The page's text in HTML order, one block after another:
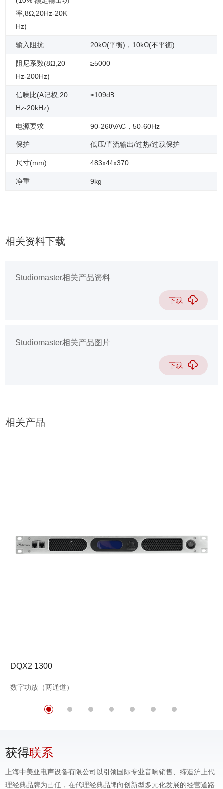
率,8Ω,20Hz-20K
Hz)
输入阻抗 20kΩ(平衡)，10kΩ(不平衡)
阻尼系数(8Ω,20
Hz-200Hz)
≥5000
信噪比(A记权,20
Hz-20kHz)
≥109dB
电源要求 90-260VAC，50-60Hz
保护 低压/直流输出/过热/过载保护
尺寸(mm) 483x44x370
净重 9kg
相关资料下载
Studiomaster相关产品资料
下载
Studiomaster相关产品图片
下载
相关产品
DQX2 1300
数字功放（两通道）
获得联系
上海中美亚电声设备有限公司以引领国际专业音响销售、缔造沪上代
理经典品牌为己任，在代理经典品牌向创新型多元化发展的经营道路